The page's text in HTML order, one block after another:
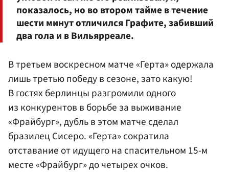
показалось, но во втором тайме в течение
шести минут отличился Графите, забивший
два гола и в Вильярреале.
В третьем воскресном матче «Герта» одержала
лишь третью победу в сезоне, зато какую!
В гостях берлинцы разгромили одного
из конкурентов в борьбе за выживание
«Фрайбург», дубль в этом матче сделал
бразилец Сисеро. «Герта» сократила
отставание от идущего на спасительном 15-м
месте «Фрайбург» до четырех очков.